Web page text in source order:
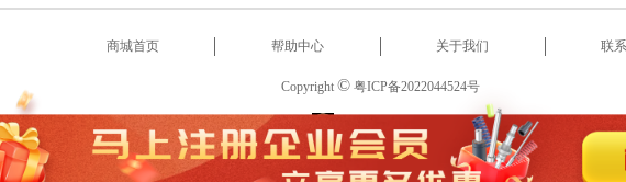
商城首页 帮助中心 关于我们 联
Copyright © 粤ICP备2022044524号
18566522853 2022 东莞市启泰智能科技有限公司 版权所有